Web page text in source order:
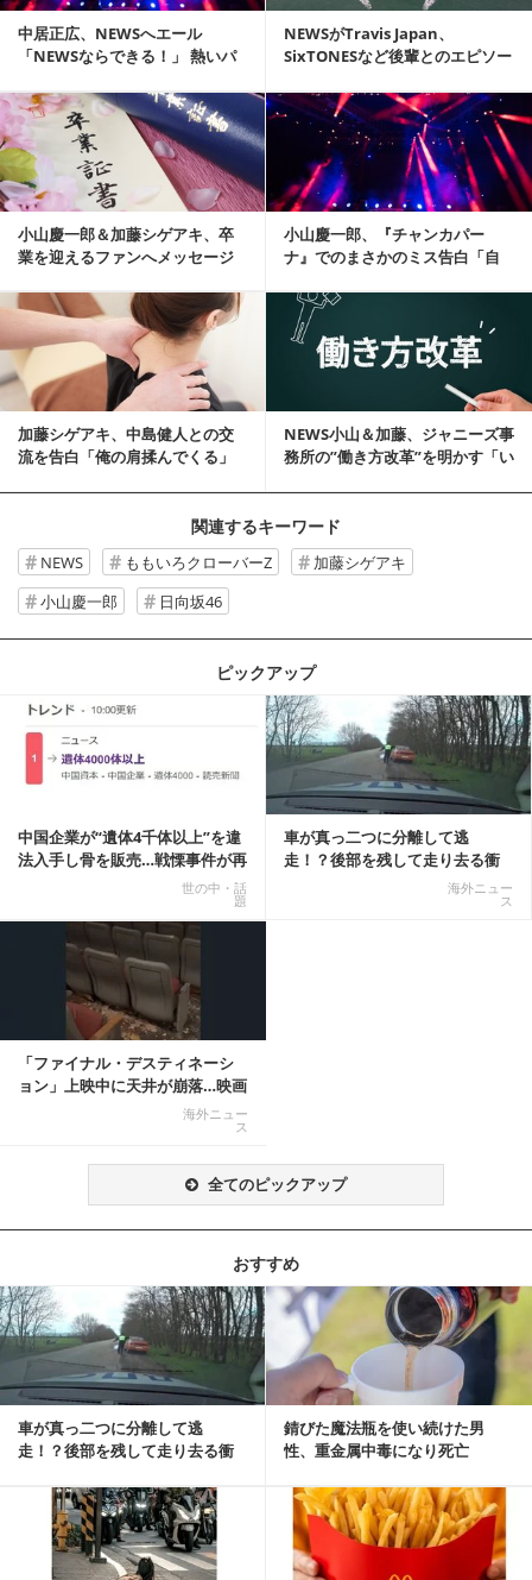
中居正広、NEWSへエール
「NEWSならできる！」 熱いパ
NEWSがTravis Japan、
SixTONESなど後輩とのエピソー
小山慶一郎＆加藤シゲアキ、卒
業を迎えるファンへメッセージ
小山慶一郎、『チャンカパー
ナ』でのまさかのミス告白「自
記事を読む
加藤シゲアキ、中島健人との交
流を告白「俺の肩揉んでくる」
NEWS小山＆加藤、ジャニーズ事
務所の”働き方改革”を明かす「い
記事を読む
関連するキーワード
NEWS ももいろクローバーZ
加藤シゲアキ
小山慶一郎
日向坂46
ピックアップ
中国企業が“遺体4千体以上”を違
法入手し骨を販売…戦慄事件が再
世の中・話
題
車が真っ二つに分離して逃
走！？後部を残して走り去る衝
海外ニュー
ス
「ファイナル・デスティネーシ
ョン」上映中に天井が崩落…映画
海外ニュー
ス
全てのピックアップ
おすすめ
車が真っ二つに分離して逃
走！？後部を残して走り去る衝
錆びた魔法瓶を使い続けた男
性、重金属中毒になり死亡
記事を読む
記事を読む